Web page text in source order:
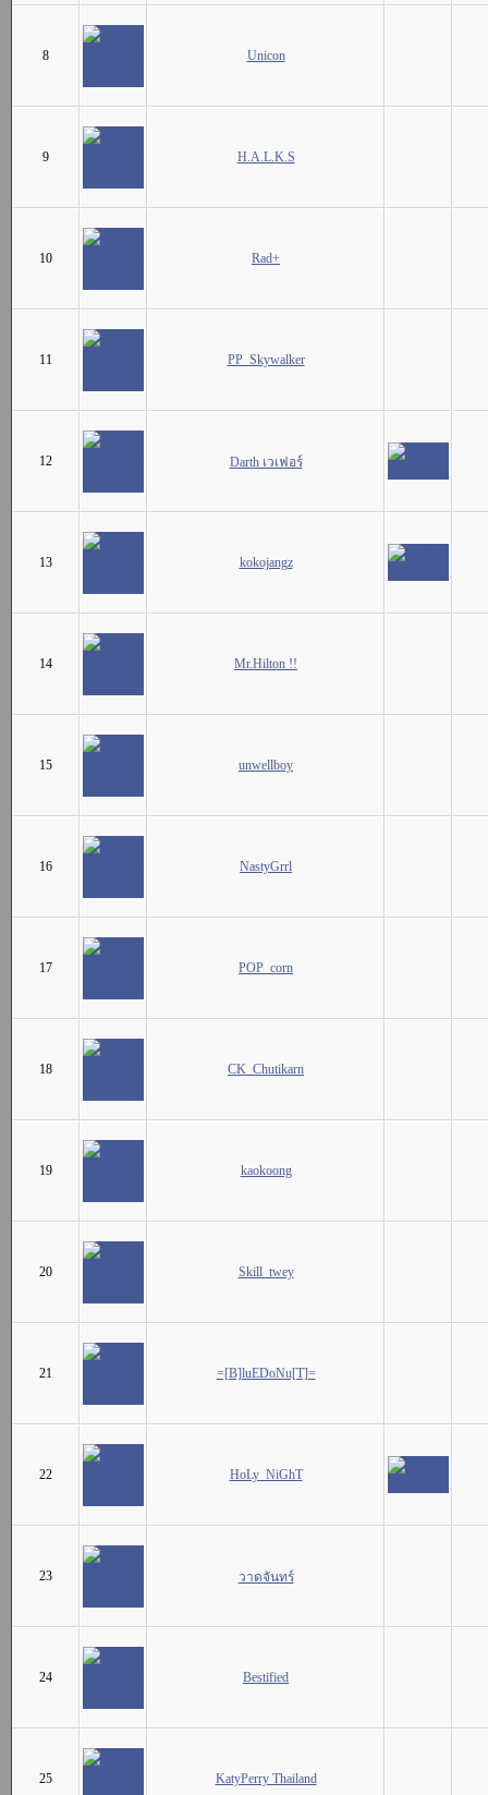
8 Unicon
9 H.A.L.K.S
10 Rad+
11 PP_Skywalker
12 Darth เวเฟอร์
13 kokojangz
14 Mr.Hilton !!
15 unwellboy
16 NastyGrrl
17 POP_corn
18 CK_Chutikarn
19 kaokoong
20 Skill_twey
21 =[B]luEDoNu[T]=
22 HoLy_NiGhT
23 วาดจันทร์
24 Bestified
25 KatyPerry Thailand